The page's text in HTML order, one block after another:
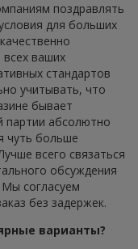
поздравлять
для больших
ваших
стандартов
учитывать, что
бывает
партии абсолютно
чуть больше
всего связаться
обсуждения
согласуем
без задержек.
варианты?